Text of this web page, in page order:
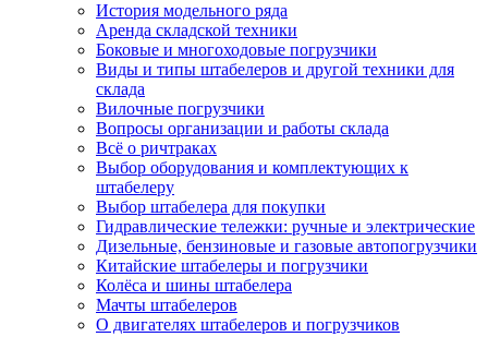
История модельного ряда
Аренда складской техники
Боковые и многоходовые погрузчики
Виды и типы штабелеров и другой техники для
склада
Вилочные погрузчики
Вопросы организации и работы склада
Всё о ричтраках
Выбор оборудования и комплектующих к
штабелеру
Выбор штабелера для покупки
Гидравлические тележки: ручные и электрические
Дизельные, бензиновые и газовые автопогрузчики
Китайские штабелеры и погрузчики
Колёса и шины штабелера
Мачты штабелеров
О двигателях штабелеров и погрузчиков